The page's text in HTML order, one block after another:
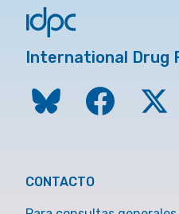
International Drug
CONTACTO